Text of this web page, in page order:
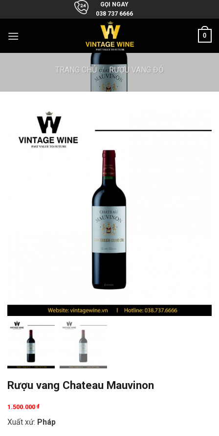
to
GỌI NGAY
038 737 6666
0
TRANG CHỦ / RƯỢU VANG ĐỎ
Rượu vang Chateau Mauvinon
1.500.000 ₫
Xuất xứ: Pháp